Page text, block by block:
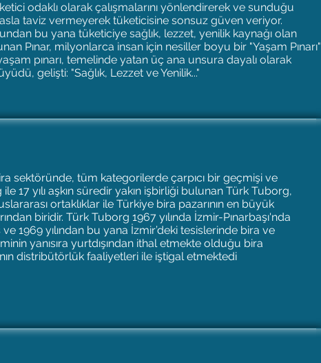
odaklı olarak çalışmalarını yönlendirerek ve sunduğu
taviz vermeyerek tüketicisine sonsuz güven veriyor.
bu yana tüketiciye sağlık, lezzet, yenilik kaynağı olan
Pınar, milyonlarca insan için nesiller boyu bir "Yaşam Pınarı"
pınarı, temelinde yatan üç ana unsura dayalı olarak
gelişti: "Sağlık, Lezzet ve Yenilik..."
sektöründe, tüm kategorilerde çarpıcı bir geçmişi ve
17 yılı aşkın süredir yakın işbirliği bulunan Türk Tuborg,
ortaklıklar ile Türkiye bira pazarının en büyük
biridir. Türk Tuborg 1967 yılında İzmir-Pınarbaşı'nda
1969 yılından bu yana İzmir’deki tesislerinde bira ve
yanısıra yurtdışından ithal etmekte olduğu bira
distribütörlük faaliyetleri ile iştigal etmektedi